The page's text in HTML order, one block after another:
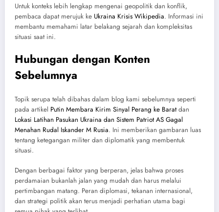
Untuk konteks lebih lengkap mengenai geopolitik dan konflik,
pembaca dapat merujuk ke Ukraina Krisis Wikipedia. Informasi ini
membantu memahami latar belakang sejarah dan kompleksitas
situasi saat ini.
Hubungan dengan Konten
Sebelumnya
Topik serupa telah dibahas dalam blog kami sebelumnya seperti
pada artikel Putin Membara Kirim Sinyal Perang ke Baratdan
Lokasi Latihan Pasukan Ukraina dan Sistem Patriot AS Gagal
Menahan Rudal Iskander M Rusia. Ini memberikan gambaran luas
tentang ketegangan militer dan diplomatik yang membentuk
situasi.
Dengan berbagai faktor yang berperan, jelas bahwa proses
perdamaian bukanlah jalan yang mudah dan harus melalui
pertimbangan matang. Peran diplomasi, tekanan internasional,
dan strategi politik akan terus menjadi perhatian utama bagi